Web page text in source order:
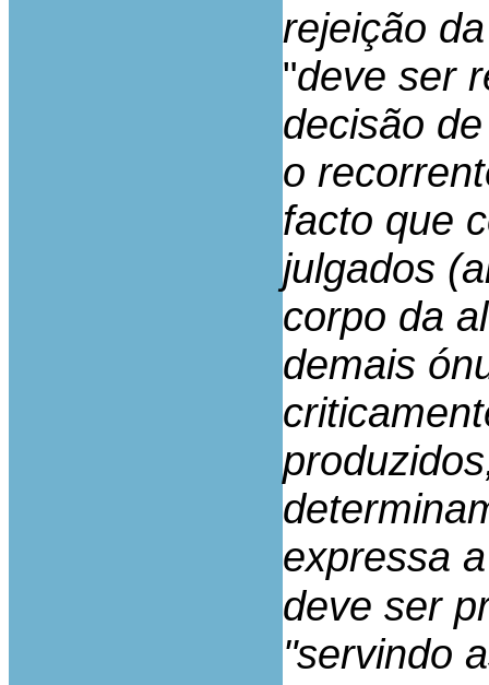
rejeição
"deve ser
decisão
o
facto que
julgados
corpo da
demais
expressa
deve ser
"servindo